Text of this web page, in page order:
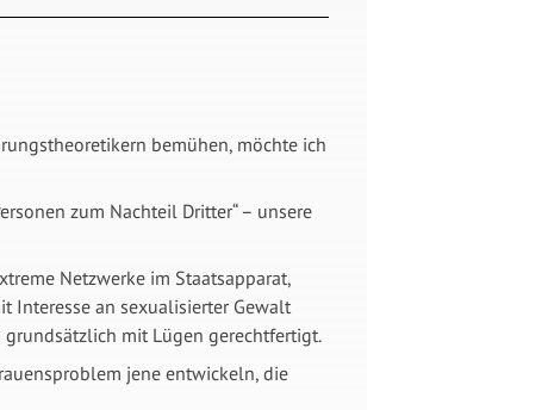
bemühen, möchte ich
zum Nachteil Dritter“ – unsere
Netzwerke im Staatsapparat,
Interesse an sexualisierter Gewalt
mit Lügen gerechtfertigt.
jene entwickeln, die